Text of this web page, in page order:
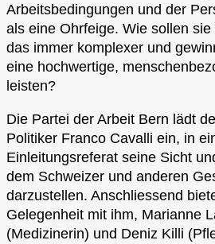
Arbeitsbedingungen und der
als eine Ohrfeige. Wie sollen
das immer komplexer und
eine hochwertige,
leisten?
Die Partei der Arbeit Bern lädt
Politiker Franco Cavalli ein, in
Einleitungsreferat seine Sicht
dem Schweizer und anderen
darzustellen. Anschliessend
Gelegenheit mit ihm, Marianne
(Medizinerin) und Deniz Killi